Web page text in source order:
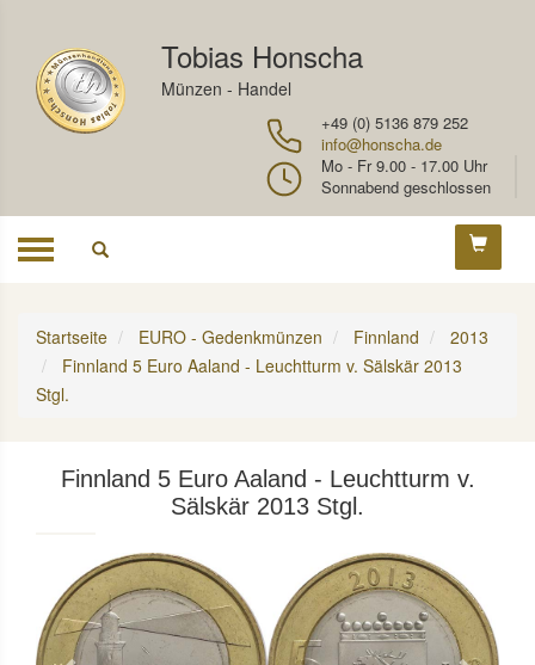
Tobias Honscha
Münzen - Handel
+49 (0) 5136 879 252
info@honscha.de
Mo - Fr 9.00 - 17.00 Uhr
Sonnabend geschlossen
Toggle
Startseite EURO - Gedenkmünzen Finnland
2013
Finnland 5 Euro Aaland - Leuchtturm v. Sälskär 2013
Stgl.
Finnland 5 Euro Aaland - Leuchtturm v.
Sälskär 2013 Stgl.